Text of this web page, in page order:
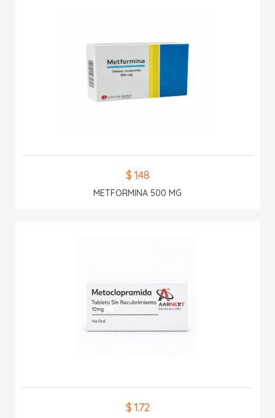
$ 1.48
METFORMINA 500 MG
$ 1.72